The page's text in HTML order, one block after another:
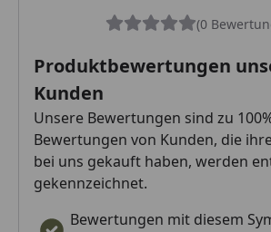
(0
Produktbewertungen
Kunden
Unsere Bewertungen sind zu
Bewertungen von Kunden, die
bei uns gekauft haben, werden
gekennzeichnet.
Bewertungen mit diesem